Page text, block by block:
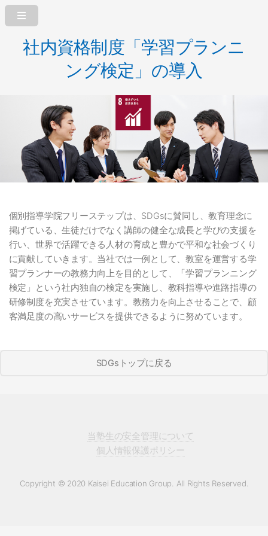
社内資格制度「学習プランニ
ング検定」の導入
個別指導学院フリーステップは、SDGsに賛同し、教育理念に
掲げている、生徒だけでなく講師の健全な成長と学びの支援を
行い、世界で活躍できる人材の育成と豊かで平和な社会づくり
に貢献していきます。当社では一例として、教室を運営する学
習プランナーの教務力向上を目的として、「学習プランニング
検定」という社内独自の検定を実施し、教科指導や進路指導の
研修制度を充実させています。教務力を向上させることで、顧
客満足度の高いサービスを提供できるように努めています。
SDGsトップに戻る
当塾生の安全管理について
個人情報保護ポリシー
Copyright © 2020 Kaisei Education Group. All Rights Reserved.